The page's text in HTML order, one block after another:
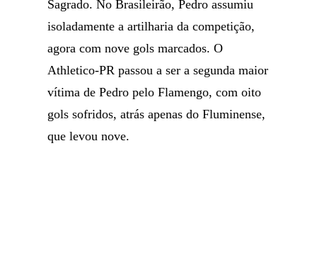
Sagrado. No Brasileirão, Pedro assumiu
isoladamente a artilharia da competição,
agora com nove gols marcados. O
Athletico-PR passou a ser a segunda maior
vítima de Pedro pelo Flamengo, com oito
gols sofridos, atrás apenas do Fluminense,
que levou nove.